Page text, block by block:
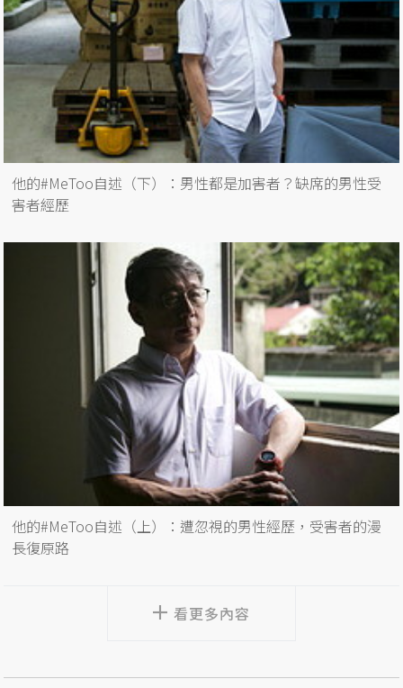
他的#MeToo自述（下）：男性都是加害者？缺席的男性受
害者經歷
他的#MeToo自述（上）：遭忽視的男性經歷，受害者的漫
長復原路
看更多內容